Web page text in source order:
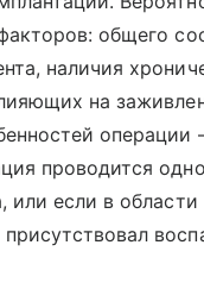
общего
наличия
на
проводится
или если в области